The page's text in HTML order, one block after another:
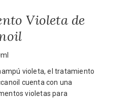
Violeta de
violeta, el tratamiento
cuenta con una
violetas para